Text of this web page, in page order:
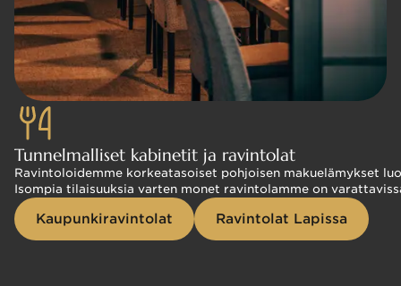
Tunnelmalliset kabinetit ja ravintolat
Ravintoloidemme korkeatasoiset pohjoisen makuelämykset
Isompia tilaisuuksia varten monet ravintolamme on
Kaupunkiravintolat Ravintolat Lapissa